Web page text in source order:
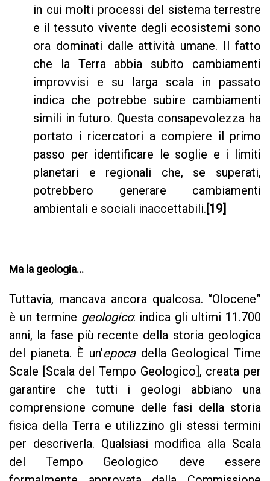
in cui molti processi del sistema terrestre
e il tessuto vivente degli ecosistemi sono
ora dominati dalle attività umane. Il fatto
che la Terra abbia subito cambiamenti
improvvisi e su larga scala in passato
indica che potrebbe subire cambiamenti
simili in futuro. Questa consapevolezza ha
portato i ricercatori a compiere il primo
passo per identificare le soglie e i limiti
planetari e regionali che, se superati,
potrebbero generare cambiamenti
ambientali e sociali inaccettabili.[19]
Ma la geologia...
Tuttavia, mancava ancora qualcosa. “Olocene”
è un termine geologico: indica gli ultimi 11.700
anni, la fase più recente della storia geologica
del pianeta. È un'epocadella Geological Time
Scale [Scala del Tempo Geologico], creata per
garantire che tutti i geologi abbiano una
comprensione comune delle fasi della storia
fisica della Terra e utilizzino gli stessi termini
per descriverla. Qualsiasi modifica alla Scala
del Tempo Geologico deve essere